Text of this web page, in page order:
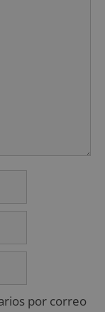
por correo